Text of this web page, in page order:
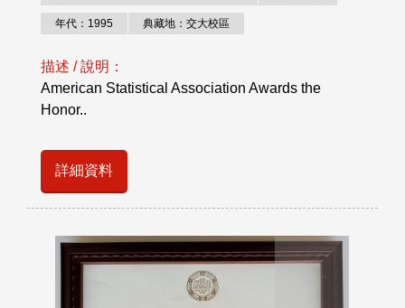
年代：1995 典藏地：交大校區
描述 / 說明：
American Statistical Association Awards the
Honor..
詳細資料